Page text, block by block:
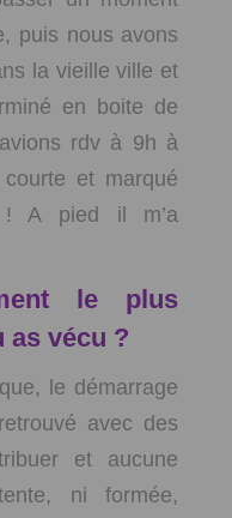
puis nous avons
la vieille ville et
en boite de
rdv à 9h à
et marqué
A pied il m’a
le plus
as vécu ?
le démarrage
avec des
et aucune
ni formée,